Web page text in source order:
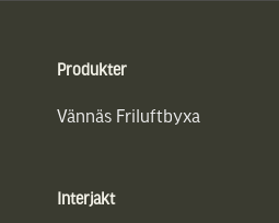
Produkter
Vännäs Friluftbyxa
Interjakt